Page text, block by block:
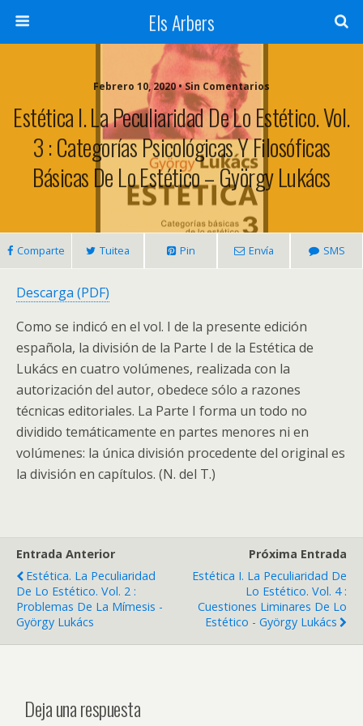
Els Arbers
Febrero 10, 2020 • Sin Comentarios
Estética I. La Peculiaridad De Lo Estético. Vol.
3 : Categorías Psicológicas Y Filosóficas
Básicas De Lo Estético – György Lukács
Comparte Tuitea Pin Envía SMS
Descarga (PDF)
Como se indicó en el vol. I de la presente edición
española, la división de la Parte I de la Estética de
Lukács en cuatro volúmenes, realizada con la
autorización del autor, obedece sólo a razones
técnicas editoriales. La Parte I forma un todo no
dividido temáticamente en partes menores ni en
volúmenes: la única división procedente del original es
la división en capítulos. (N. del T.)
Entrada Anterior
Estética. La Peculiaridad
De Lo Estético. Vol. 2 :
Problemas De La Mímesis -
György Lukács
Próxima Entrada
Estética I. La Peculiaridad De
Lo Estético. Vol. 4 :
Cuestiones Liminares De Lo
Estético - György Lukács
Deja una respuesta